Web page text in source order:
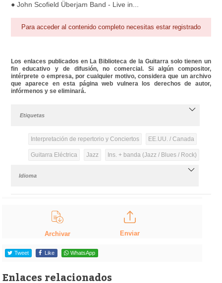
● John Scofield Überjam Band - Live in...
Para acceder al contenido completo necesitas estar registrado
Los enlaces publicados en La Biblioteca de la Guitarra solo tienen un
fin educativo y de difusión, no comercial. Si algún compositor,
intérprete o empresa, por cualquier motivo, considera que un archivo
que aparece en esta página web vulnera los derechos de autor,
infórmenos y se eliminará.
Etiquetas
Interpretación de repertorio y Conciertos EE.UU. / Canada
Guitarra Eléctrica Jazz Ins. + banda (Jazz / Blues / Rock)
Idioma
Archivar Enviar
Tweet Like WhatsApp
Enlaces relacionados